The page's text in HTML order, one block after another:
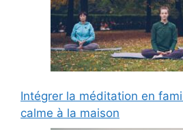
Intégrer la méditation en
calme à la maison